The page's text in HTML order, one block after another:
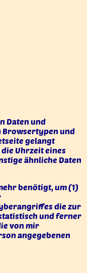
Daten und
Browsertypen und
gelangt
Uhrzeit eines
ähnliche Daten
benötigt, um (1)
die zur
und ferner
von mir
angegebenen